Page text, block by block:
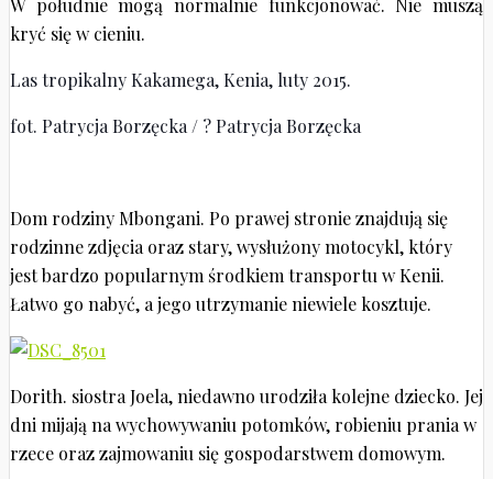
W południe mogą normalnie funkcjonować. Nie muszą
kryć się w cieniu.
Las tropikalny Kakamega, Kenia, luty 2015.
fot. Patrycja Borzęcka / ? Patrycja Borzęcka
Dom rodziny Mbongani. Po prawej stronie znajdują się
rodzinne zdjęcia oraz stary, wysłużony motocykl, który
jest bardzo popularnym środkiem transportu w Kenii.
Łatwo go nabyć, a jego utrzymanie niewiele kosztuje.
Dorith. siostra Joela, niedawno urodziła kolejne dziecko. Jej
dni mijają na wychowywaniu potomków, robieniu prania w
rzece oraz zajmowaniu się gospodarstwem domowym.